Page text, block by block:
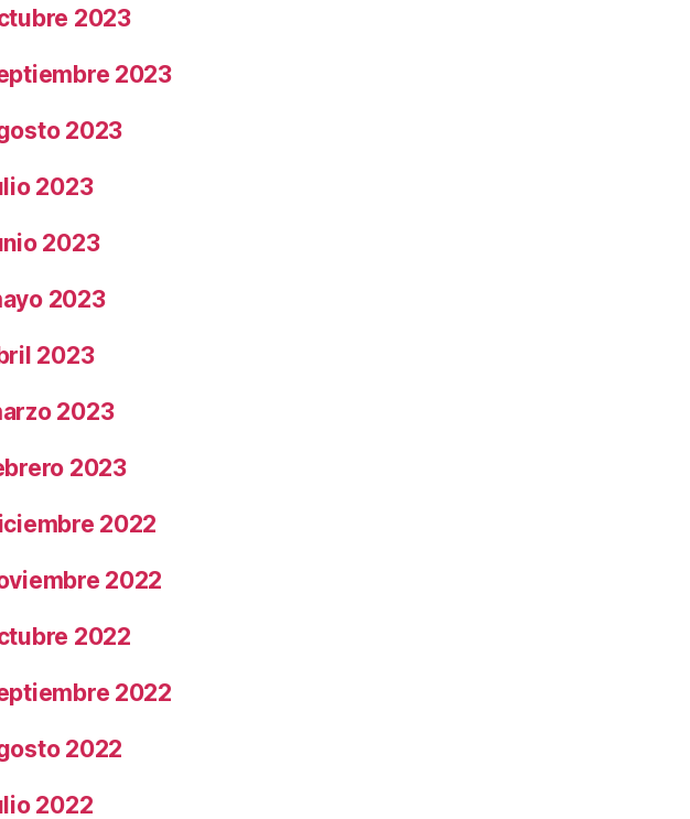
2023
2023
2023
2023
2023
2023
2023
2023
2023
2022
2022
2022
2022
2022
2022